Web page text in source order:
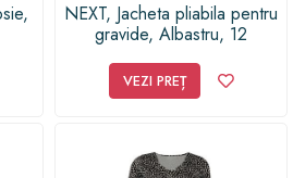
NEXT, Jacheta pliabila pentru
gravide, Albastru, 12
VEZI PREȚ